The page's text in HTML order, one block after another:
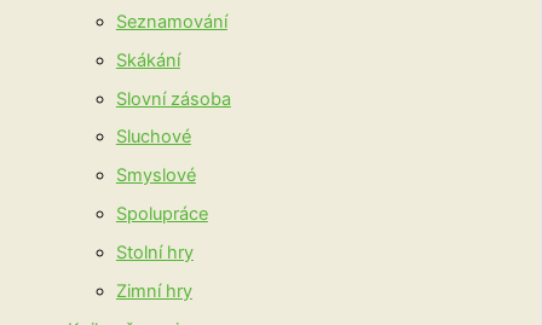
Seznamování
Skákání
Slovní zásoba
Sluchové
Smyslové
Spolupráce
Stolní hry
Zimní hry